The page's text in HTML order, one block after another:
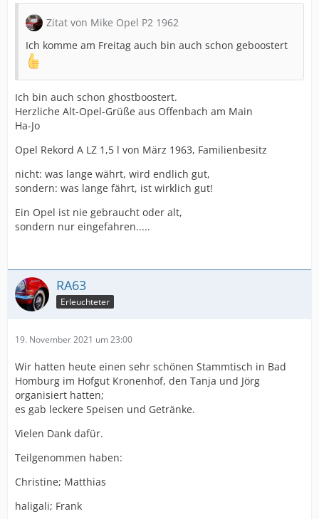
Zitat von Mike Opel P2 1962
Ich komme am Freitag auch bin auch schon geboostert
Ich bin auch schon ghostboostert.
Herzliche Alt-Opel-Grüße aus Offenbach am Main
Ha-Jo
Opel Rekord A LZ 1,5 l von März 1963, Familienbesitz
nicht: was lange währt, wird endlich gut,
sondern: was lange fährt, ist wirklich gut!
Ein Opel ist nie gebraucht oder alt,
sondern nur eingefahren.....
RA63
Erleuchteter
19. November 2021 um 23:00
Wir hatten heute einen sehr schönen Stammtisch in Bad
Homburg im Hofgut Kronenhof, den Tanja und Jörg
organisiert hatten;
es gab leckere Speisen und Getränke.
Vielen Dank dafür.
Teilgenommen haben:
Christine; Matthias
haligali; Frank